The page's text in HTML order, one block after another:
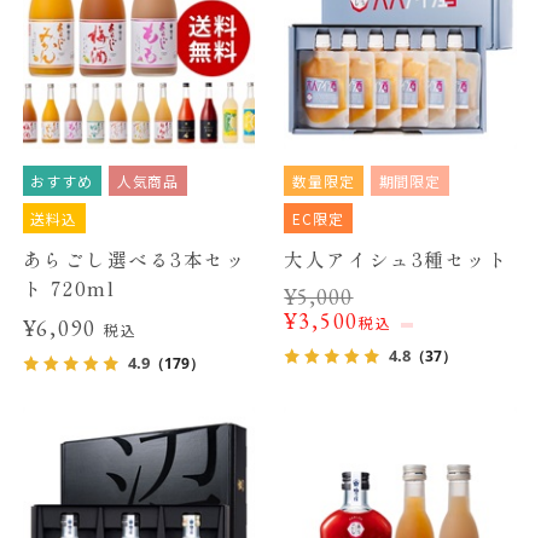
おすすめ
人気商品
送料込
あらごし選べる3本セッ
ト 720ml
¥6,090税込
4.9（179）
数量限定
期間限定
EC限定
大人アイシュ3種セット
¥5,000
¥3,500税込
4.8 （37）